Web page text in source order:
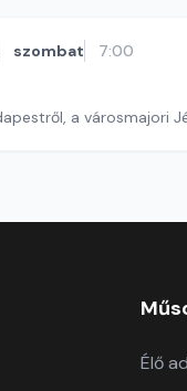
szombat 7:00
a városmajori
Élő